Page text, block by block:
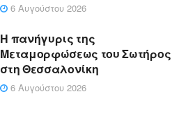
6 Αυγούστου 2026
Η πανήγυρις της
Μεταμορφώσεως του Σωτήρος
στη Θεσσαλονίκη
6 Αυγούστου 2026